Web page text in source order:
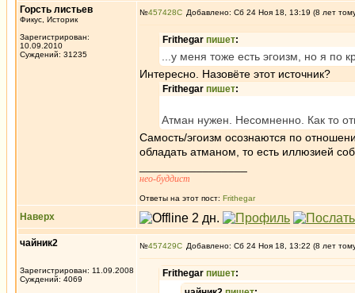
Горсть листьев
Фикус, Историк
Зарегистрирован:
10.09.2010
Суждений: 31235
№457428 Добавлено: Сб 24 Ноя 18, 13:19 (8 лет
Frithegar пишет:
...у меня тоже есть эгоизм, но я по
Интересно. Назовёте этот источник?
Frithegar пишет:
Атман нужен. Несомненно. Как то
Самость/эгоизм осознаются по
обладать атманом, то есть иллюзией
нео-буддист
Ответы на этот пост: Frithegar
Наверх
чайник2
Зарегистрирован: 11.09.2008
Суждений: 4069
№457429 Добавлено: Сб 24 Ноя 18, 13:22 (8 лет
Frithegar пишет: